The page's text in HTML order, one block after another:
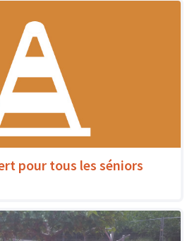
pour tous les séniors